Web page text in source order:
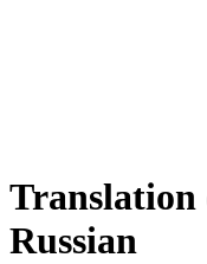
Translation
Russian